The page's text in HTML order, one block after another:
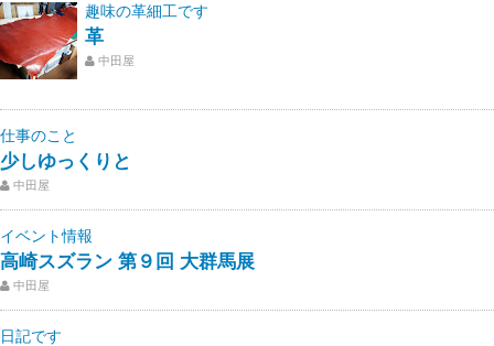
趣味の革細工です
革
中田屋
仕事のこと
少しゆっくりと
中田屋
イベント情報
高崎スズラン 第９回 大群馬展
中田屋
日記です